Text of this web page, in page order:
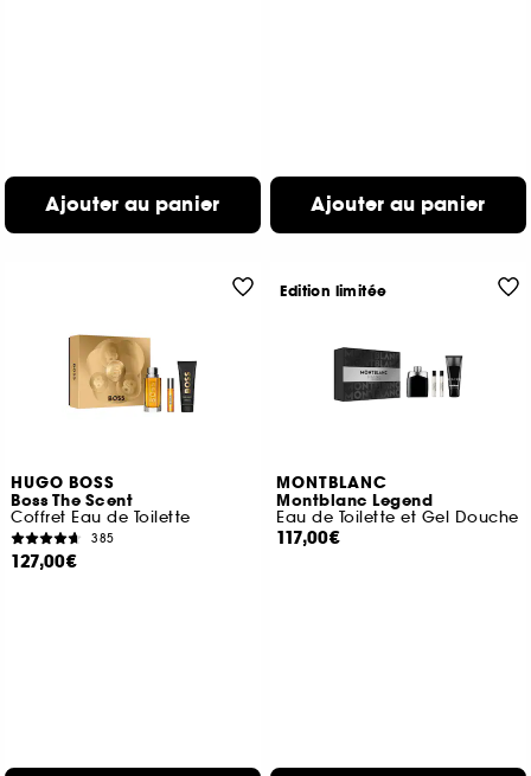
Ajouter au panier Ajouter au panier
HUGO BOSS
Boss The Scent
Coffret Eau de Toilette
385
127,00€
MONTBLANC
Montblanc Legend
Eau de Toilette et Gel Douche
117,00€
Edition limitée